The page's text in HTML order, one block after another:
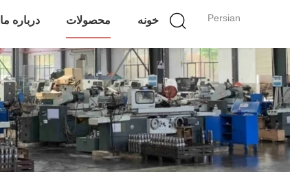
Persian خونه محصولات درباره ما